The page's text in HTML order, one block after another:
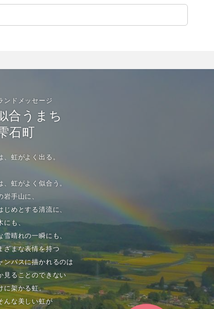
ンドメッセージ
合うまち
石町
、虹がよく出る。
、虹がよく似合う。
岩手山に、
じめとする清流に、
にも、
雪晴れの一瞬にも、
ざまな表情を持つ
ンパスに描かれるのは
見ることのできない
に架かる虹。
んな美しい虹が